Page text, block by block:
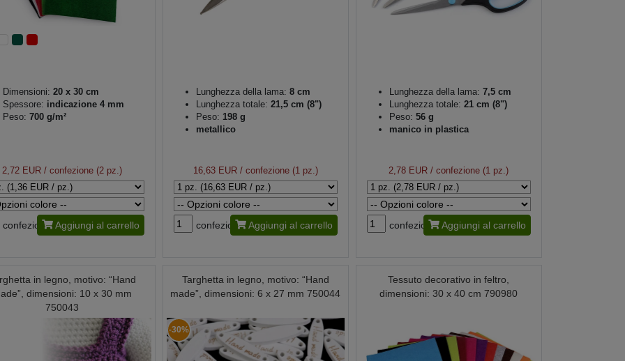
Dimensioni: 20 x 30 cm
Spessore: indicazione 4 mm
Peso: 700 g/m²
2,72 EUR / confezione (2 pz.)
confezione Aggiungi al carrello
Lunghezza della lama: 8 cm
Lunghezza totale: 21,5 cm (8")
Peso: 198 g
metallico
16,63 EUR/ confezione (1 pz.)
confezione Aggiungi al carrello
Lunghezza della lama: 7,5 cm
Lunghezza totale: 21 cm (8")
Peso: 56 g
manico in plastica
2,78 EUR / confezione (1 pz.)
confezione Aggiungi al carrello
in legno, motivo: “Hand
dimensioni: 10 x 30 mm
750043
Targhetta in legno, motivo: “Hand
made”, dimensioni: 6 x 27 mm 750044
-30%
Tessuto decorativo in feltro,
dimensioni: 30 x 40 cm 790980